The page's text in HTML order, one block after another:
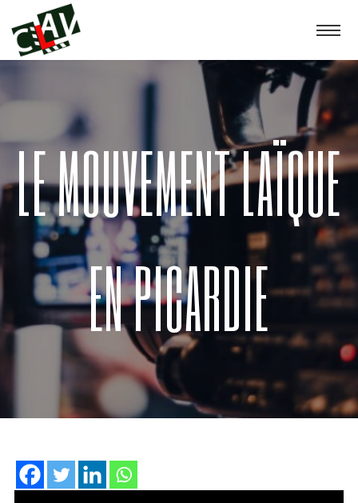
LE MOUVEMENT LAÏQUE
EN PICARDIE